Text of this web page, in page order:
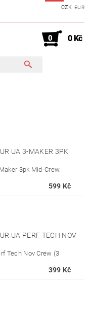
CZK EUR
0 0 Kč
UA 3-MAKER 3PK
3pk Mid-Crew.
599 Kč
UA PERF TECH NOV
Tech Nov Crew (3
399 Kč